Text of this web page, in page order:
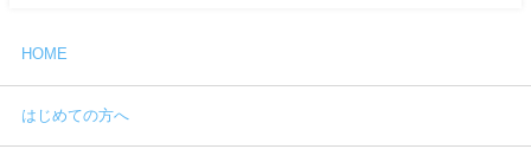
HOME
はじめての方へ